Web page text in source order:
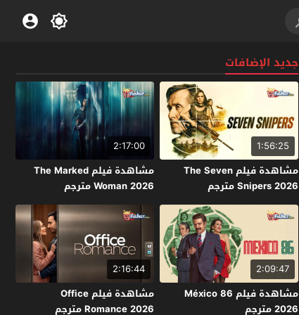
جديد الإضافات
1:56:25
مشاهدة فيلم The Seven
Snipers 2026 مترجم
2:17:00
مشاهدة فيلم The Marked
Woman 2026 مترجم
2:09:47
مشاهدة فيلم México 86
2026 مترجم
2:16:44
مشاهدة فيلم Office
Romance 2026 مترجم